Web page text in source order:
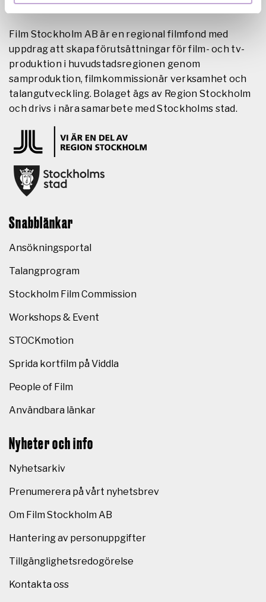
Film Stockholm AB är en regional filmfond med
uppdrag att skapa förutsättningar för film- och tv-
produktion i huvudstadsregionen genom
samproduktion, filmkommissionär verksamhet och
talangutveckling. Bolaget ägs av Region Stockholm
och drivs i nära samarbete med Stockholms stad.
Snabblänkar
Ansökningsportal
Talangprogram
Stockholm Film Commission
Workshops & Event
STOCKmotion
Sprida kortfilm på Viddla
People of Film
Användbara länkar
Nyheter och info
Nyhetsarkiv
Prenumerera på vårt nyhetsbrev
Om Film Stockholm AB
Hantering av personuppgifter
Tillgänglighetsredogörelse
Kontakta oss